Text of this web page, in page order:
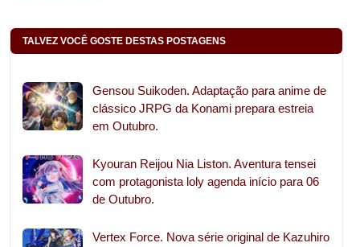
TALVEZ VOCÊ GOSTE DESTAS POSTAGENS
Gensou Suikoden. Adaptação para anime de
clássico JRPG da Konami prepara estreia
em Outubro.
Kyouran Reijou Nia Liston. Aventura tensei
com protagonista loly agenda início para 06
de Outubro.
Vertex Force. Nova série original de Kazuhiro